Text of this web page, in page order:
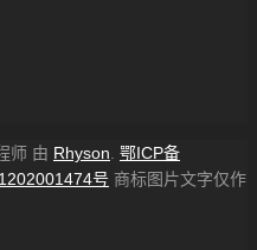
师 由 Rhyson. 鄂ICP备
号 商标图片文字仅作